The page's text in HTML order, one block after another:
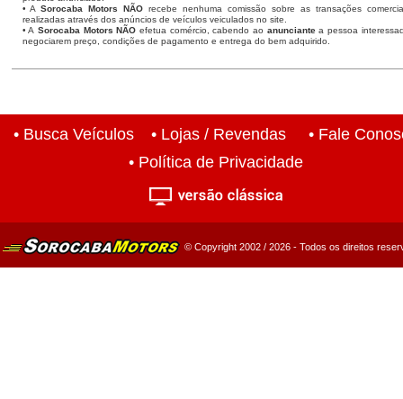
• ASorocaba Motors NÃO recebe nenhuma comissão sobre as transações
realizadas através dos anúncios de veículos veiculados no site.
• A Sorocaba Motors NÃO efetua comércio, cabendo ao anunciantea pessoa
negociarem preço, condições de pagamento e entrega do bem adquirido.